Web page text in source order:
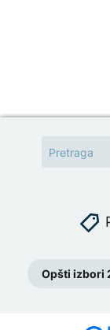
Opšti izbori